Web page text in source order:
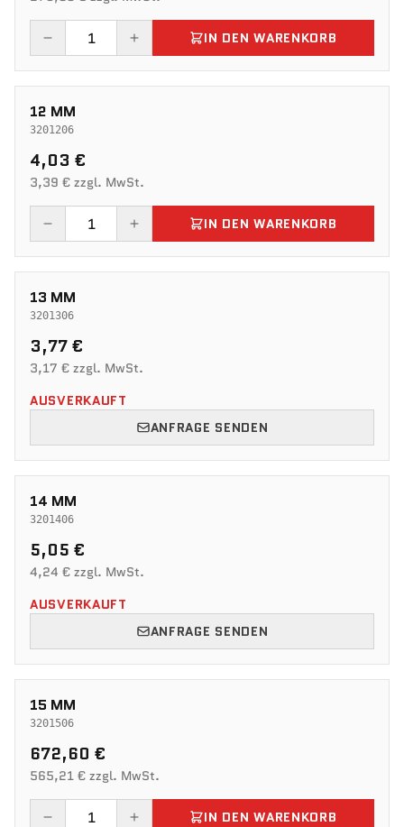
IN DEN WARENKORB
12 MM
3201206
4,03 €
3,39 € zzgl. MwSt.
IN DEN WARENKORB
13 MM
3201306
3,77 €
3,17 € zzgl. MwSt.
AUSVERKAUFT
ANFRAGE SENDEN
14 MM
3201406
5,05 €
4,24 € zzgl. MwSt.
AUSVERKAUFT
ANFRAGE SENDEN
15 MM
3201506
672,60 €
565,21 € zzgl. MwSt.
IN DEN WARENKORB